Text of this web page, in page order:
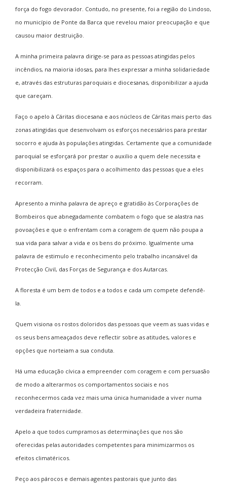
força do fogo devorador. Contudo, no presente, foi a região do Lindoso,
no município de Ponte da Barca que revelou maior preocupação e que
causou maior destruição.
A minha primeira palavra dirige-se para as pessoas atingidas pelos
incêndios, na maioria idosas, para lhes expressar a minha solidariedade
e, através das estruturas paroquiais e diocesanas, disponibilizar a ajuda
que careçam.
Faço o apelo à Cáritas diocesana e aos núcleos de Cáritas mais perto das
zonas atingidas que desenvolvam os esforços necessários para prestar
socorro e ajuda às populações atingidas. Certamente que a comunidade
paroquial se esforçará por prestar o auxilio a quem dele necessita e
disponibilizará os espaços para o acolhimento das pessoas que a eles
recorram.
Apresento a minha palavra de apreço e gratidão às Corporações de
Bombeiros que abnegadamente combatem o fogo que se alastra nas
povoações e que o enfrentam com a coragem de quem não poupa a
sua vida para salvar a vida e os bens do próximo. Igualmente uma
palavra de estimulo e reconhecimento pelo trabalho incansável da
Protecção Civil, das Forças de Segurança e dos Autarcas.
A floresta é um bem de todos e a todos e cada um compete defendê-
la.
Quem visiona os rostos doloridos das pessoas que veem as suas vidas e
os seus bens ameaçados deve reflectir sobre as atitudes, valores e
opções que norteiam a sua conduta.
Há uma educação cívica a empreender com coragem e com persuasão
de modo a alterarmos os comportamentos sociais e nos
reconhecermos cada vez mais uma única humanidade a viver numa
verdadeira fraternidade.
Apelo a que todos cumpramos as determinações que nos são
oferecidas pelas autoridades competentes para minimizarmos os
efeitos climatéricos.
Peço aos párocos e demais agentes pastorais que junto das